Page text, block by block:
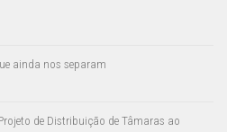
ainda nos separam
de Distribuição de Tâmaras ao